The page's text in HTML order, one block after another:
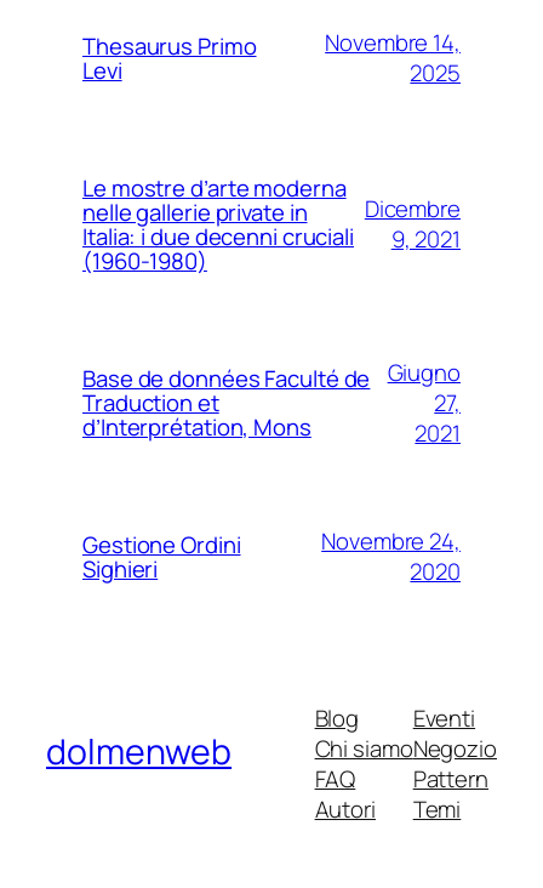
Thesaurus Primo
Levi
Novembre 14,
2025
Le mostre d’arte moderna
nelle gallerie private in
Italia: i due decenni cruciali
(1960-1980)
Dicembre
9, 2021
Base de données Faculté de
Traduction et
d’Interprétation, Mons
Giugno
27,
2021
Gestione Ordini
Sighieri
Novembre 24,
2020
dolmenweb
Blog
Chi siamo
FAQ
Autori
Eventi
Negozio
Pattern
Temi